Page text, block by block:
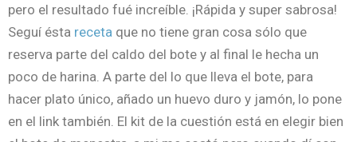
pero el resultado fué increíble. ¡Rápida y super sabrosa!
Seguí ésta receta que no tiene gran cosa sólo que
reserva parte del caldo del bote y al final le hecha un
poco de harina. A parte del lo que lleva el bote, para
hacer plato único, añado un huevo duro y jamón, lo pone
en el link también. El kit de la cuestión está en elegir bien